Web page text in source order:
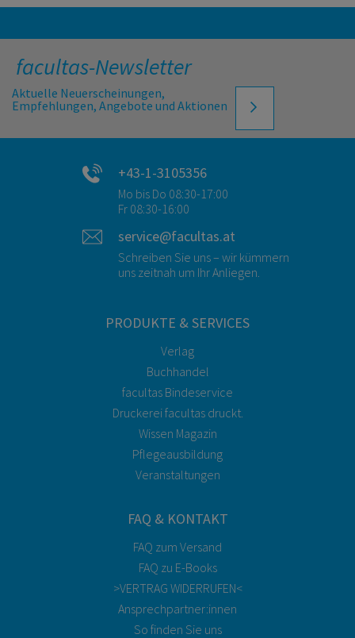
facultas-Newsletter
Aktuelle Neuerscheinungen,
Empfehlungen, Angebote und Aktionen
+43-1-3105356
Mo bis Do 08:30-17:00
Fr 08:30-16:00
service@facultas.at
Schreiben Sie uns – wir kümmern
uns zeitnah um Ihr Anliegen.
PRODUKTE & SERVICES
Verlag
Buchhandel
facultas Bindeservice
Druckerei facultas druckt.
Wissen Magazin
Pflegeausbildung
Veranstaltungen
FAQ & KONTAKT
FAQ zum Versand
FAQ zu E-Books
>VERTRAG WIDERRUFEN<
Ansprechpartner:innen
So finden Sie uns